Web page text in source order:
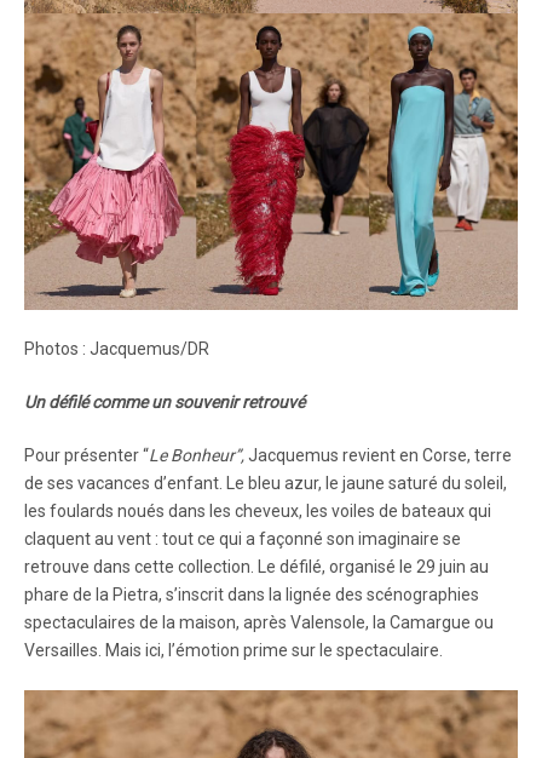
Photos : Jacquemus/DR
Un défilé comme un souvenir retrouvé
Pour présenter “Le Bonheur”,Jacquemus revient en Corse, terre
de ses vacances d’enfant. Le bleu azur, le jaune saturé du soleil,
les foulards noués dans les cheveux, les voiles de bateaux qui
claquent au vent : tout ce qui a façonné son imaginaire se
retrouve dans cette collection. Le défilé, organisé le 29 juin au
phare de la Pietra, s’inscrit dans la lignée des scénographies
spectaculaires de la maison, après Valensole, la Camargue ou
Versailles. Mais ici, l’émotion prime sur le spectaculaire.